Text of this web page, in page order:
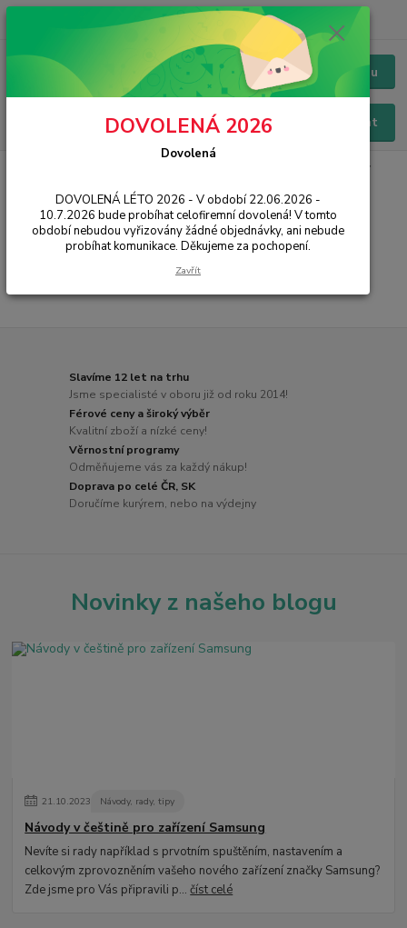
Menu
Hledat
Chat / Online podpora - 24/7
Vánoční
Vánoční
Slavíme 12 let na trhu
Jsme specialisté v oboru již od roku 2014!
Férové ceny a široký výběr
Kvalitní zboží a nízké ceny!
Věrnostní programy
Odměňujeme vás za každý nákup!
Doprava po celé ČR, SK
Doručíme kurýrem, nebo na výdejny
Novinky z našeho blogu
21.10.2023 Návody, rady, tipy
Návody v češtině pro zařízení Samsung
Nevíte si rady například s prvotním spuštěním, nastavením a
celkovým zprovozněním vašeho nového zařízení značky Samsung?
Zde jsme pro Vás připravili p...číst celé
DOVOLENÁ 2026
Dovolená
DOVOLENÁ LÉTO 2026 - V období 22.06.2026 -
10.7.2026 bude probíhat celofiremní dovolená! V tomto
období nebudou vyřizovány žádné objednávky, ani nebude
probíhat komunikace. Děkujeme za pochopení.
Zavřít